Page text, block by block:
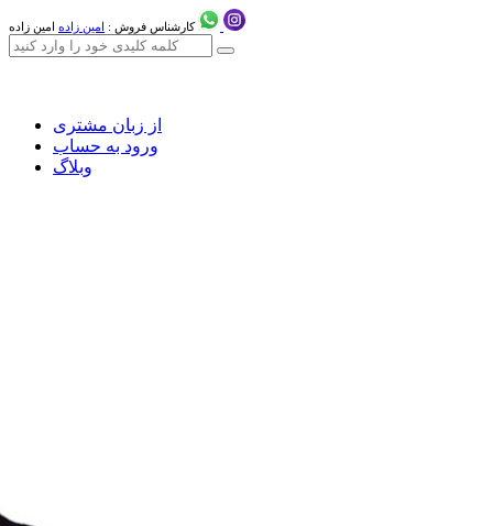
کارشناس فروش : امین زاده امین زاده
از زبان مشتری
ورود به حساب
وبلاگ